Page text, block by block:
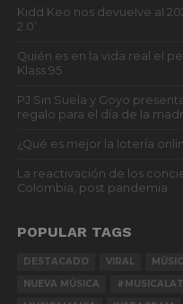
Kidd Keo nos devuelve al
2.0’
Quién es en la vida real el
Klass 95
PJ Sin Suela y Goyo
regalo para el día de la
¿Qué es mejor la lotería
La reactivación de los
Colombia, post pandemia
POPULAR TAGS
DESTACADO VIRAL
NUEVA MÚSICA